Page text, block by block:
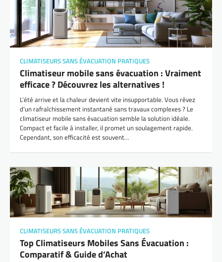
CLIMATISEURS SANS ÉVACUATION PRATIQUES
Climatiseur mobile sans évacuation : Vraiment
efficace ? Découvrez les alternatives !
L’été arrive et la chaleur devient vite insupportable. Vous rêvez
d’un rafraîchissement instantané sans travaux complexes ? Le
climatiseur mobile sans évacuation semble la solution idéale.
Compact et facile à installer, il promet un soulagement rapide.
Cependant, son efficacité est souvent…
CLIMATISEURS SANS ÉVACUATION PRATIQUES
Top Climatiseurs Mobiles Sans Évacuation :
Comparatif & Guide d’Achat